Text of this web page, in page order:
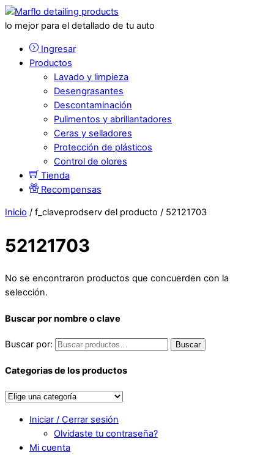
lo mejor para el detallado de tu auto
Ingresar
Productos
Lavado y limpieza
Desengrasantes
Descontaminación
Pulimentos y abrillantadores
Ceras y selladores
Protección de plásticos
Control de olores
Tienda
Recompensas
Inicio / f_claveprodserv del producto / 52121703
52121703
No se encontraron productos que concuerden con la
selección.
Buscar por nombre o clave
Buscar por: Buscar
Categorias de los productos
Iniciar / Cerrar sesión
Olvidaste tu contraseña?
Mi cuenta